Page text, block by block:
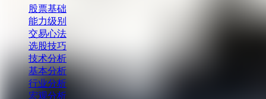
股票基础
能力级别
交易心法
选股技巧
技术分析
基本分析
行业分析
宏观分析